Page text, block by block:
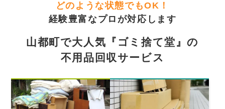
どのような状態でもOK！
経験豊富なプロが対応します
山都町で大人気『ゴミ捨て堂』の
不用品回収サービス